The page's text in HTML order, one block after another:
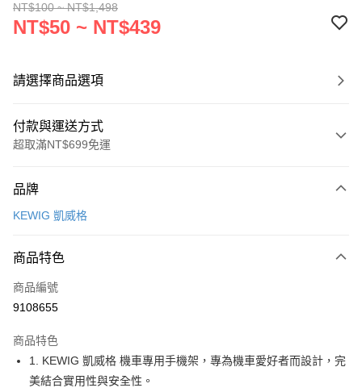
NT$100 ~ NT$1,498
NT$50 ~ NT$439
請選擇商品選項
付款與運送方式
超取滿NT$699免運
信用卡一次付款
3 期 0 利率 每期
合作金庫商業銀行
上海商業儲蓄銀行
臺灣中小企業銀行
匯豐（台灣）商業銀行
華泰商業銀行
聯邦商業銀行
超商取貨付款
LINE Pay
Apple Pay
街口支付
品牌
KEWIG 凱威格
商品特色
商品編號
9108655
商品特色
1. KEWIG 凱威格 機車專用手機架，專為機車愛好者而設計，完
美結合實用性與安全性。